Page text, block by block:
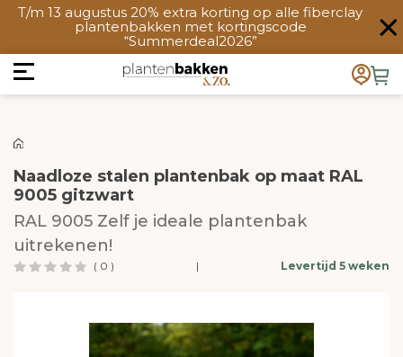
T/m 13 augustus 20% extra korting op alle fiberclay
plantenbakken met kortingscode
“Summerdeal2026”
Naadloze stalen plantenbak op maat RAL
9005 gitzwart
RAL 9005 Zelf je ideale plantenbak
uitrekenen!
( 0 ) | Levertijd 5 weken